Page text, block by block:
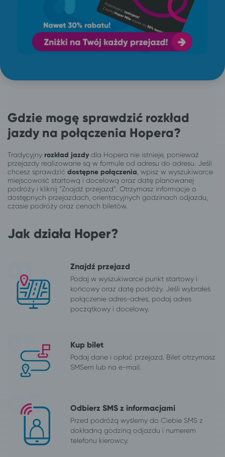
Gdzie mogę sprawdzić rozkład
jazdy na połączenia Hopera?
Tradycyjny rozkład jazdydla Hopera nie istnieje, ponieważ
przejazdy realizowane są w formule od adresu do adresu. Jeśli
chcesz sprawdzić dostępne połączenia , wpisz w wyszukiwarce
miejscowość startową i docelową oraz datę planowanej
podróży i kliknij “Znajdź przejazd”. Otrzymasz informacje o
dostępnych przejazdach, orientacyjnych godzinach odjazdu,
czasie podróży oraz cenach biletów.
Jak działa Hoper?
Znajdź przejazd
Podaj w wyszukiwarce punkt startowy i
końcowy oraz datę podróży. Jeśli wybrałeś
połączenie adres-adres, podaj adres
początkowy i docelowy.
Kup bilet
Podaj dane i opłać przejazd. Bilet otrzymasz
SMSem lub na e-mail.
Odbierz SMS z informacjami
Przed podróżą wyślemy do Ciebie SMS z
dokładną godziną odjazdu i numerem
telefonu kierowcy.